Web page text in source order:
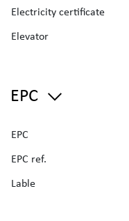
Electricity certificate
Elevator
EPC
EPC
EPC ref.
Lable